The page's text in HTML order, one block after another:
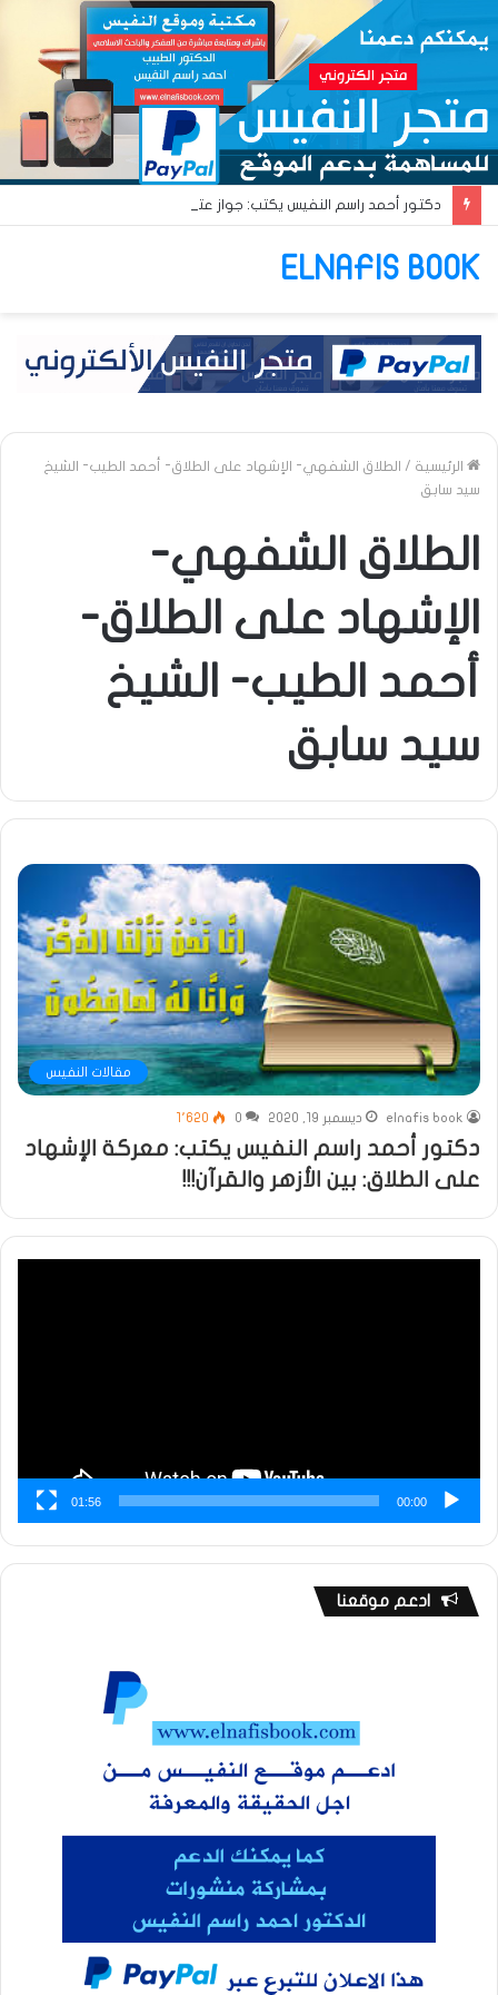
ELNAFIS BOOK
الرئيسية / الطلاق الشفهي- الإشهاد على الطلاق- أحمد الطيب- الشيخ
سيد سابق
الطلاق الشفهي-
الإشهاد على الطلاق-
أحمد الطيب- الشيخ
سيد سابق
مقالات النفيس
elnafis book ديسمبر 19, 2020 0 1٬620
دكتور أحمد راسم النفيس يكتب: معركة الإشهاد
على الطلاق: بين الأزهر والقرآن!!!
00:00
01:56
ادعم موقعنا